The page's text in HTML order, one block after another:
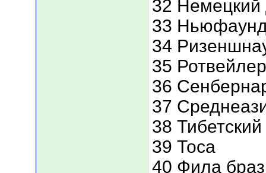
32 Немецкий
33
34
35 Ротвейлер
36
37
38
39 Тоса
40 Фила